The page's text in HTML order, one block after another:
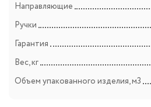
Направляющие
Ручки
Гарантия
Вес, кг
Объем упакованного изделия, м3